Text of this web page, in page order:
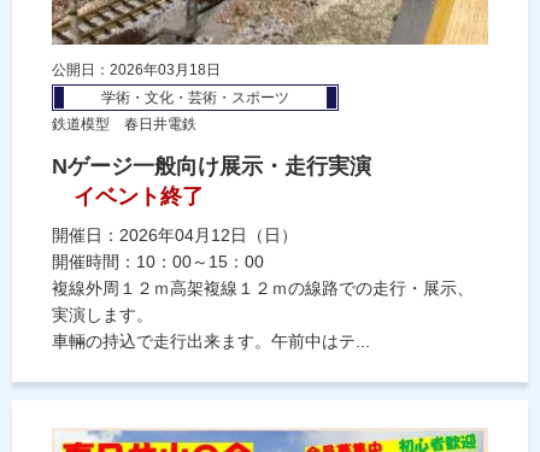
公開日：2026年03月18日
学術・文化・芸術・スポーツ
鉄道模型 春日井電鉄
Nゲージ一般向け展示・走行実演
イベント終了
開催日：2026年04月12日（日）
開催時間：10：00～15：00
複線外周１２ｍ高架複線１２ｍの線路での走行・展示、
実演します。
車輛の持込で走行出来ます。午前中はテ...